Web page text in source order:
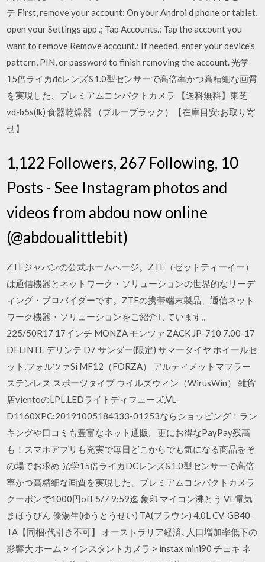
テ First, remove your account: On your Androi d phone or tablet,
open your Settings app .; Tap Accounts.; Tap the account you
want to remove Remove account.; If needed, enter your device's
pattern, PIN, or password to finish removing the account. 光学
15倍ライカdcレンズ&1.0型センサーで高倍率かつ高精細な画質
を実現した、プレミアムコンパクトカメラ 【送料無料】東芝
vd-b5s(lk) 食器乾燥器 （ブルーブラック）【在庫目安:お取り寄
せ】
1,122 Followers, 267 Following, 10
Posts - See Instagram photos and
videos from abdou now online
(@abdoualittlebit)
ZTEジャパンの公式ホームページ。ZTE（ゼットティーイー）
は通信機器とネットワーク・ソリューションの世界的なリーデ
ィング・プロバイダーです。ZTEの携帯端末製品、通信ネット
ワーク機器・ソリューションをご紹介しています。
225/50R17 17インチ MONZA モンツァ ZACK JP-710 7.00-17
DELINTE デリンテ D7 サンダー(限定) サマータイヤ ホイールセ
ット,フォルツァSi MF12（FORZA） アルティメットマフラー
ステンレス スポーツタイプ ウイルズウィン（WirusWin） 雑貨
店vientoのLPL,LEDライトディフューズ,VL-
D1160XPC:20191005184333-01253ならショッピング！ラン
キングや口コミも豊富なネット通販。更にお得なPayPay残高
も！スマホアプリも充実で毎日どこからでも気になる商品をそ
の場でお求め 光学15倍ライカDCレンズ&1.0型センサーで高倍
率かつ高精細な画質を実現した、プレミアムコンパクトカメラ
クーポンで1000円off 5/7 9:59迄 象印 マイコン沸とう VE電気
まほうびん 優湯生(ゆうとうせい) TA(ブラウン) 4.0L CV-GB40-
TA【同梱·代引き不可】 オーストラリア経済､人口増加率低下の
影響大 ホーム > インスタントカメラ > instax mini90 チェキ ネ